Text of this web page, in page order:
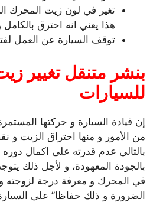
تغير في لون زيت المحرك
هذا يعني انه احترق
توقف السيارة عن العمل
بنشر متنقل تغيير
للسيارات
إن قيادة السيارة و حركتها
من الأمور و منها احتراق الزيت و
بالتالي عدم قدرته على اكمال
بالجودة المعهودة، و لأجل ذلك
في المحرك و معرفة درجة لزوجته و
الضرورة و ذلك حفاظا” على